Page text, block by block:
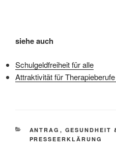
siehe auch
Schulgeldfreiheit für alle
Attraktivität für
KATEGORIEN
ANTRAG , GESUNDHEIT
PRESSEERKLÄRUNG